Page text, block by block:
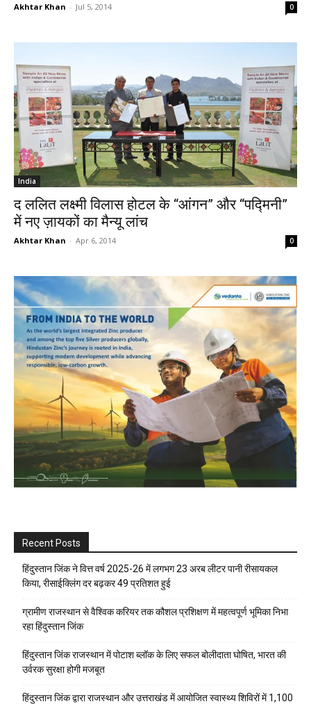
Akhtar Khan - Jul 5, 2014 0
India
द ललित लक्ष्मी विलास होटल के “आंगन” और “पद्मिनी”
में नए ज़ायकों का मैन्यू लांच
Akhtar Khan - Apr 6, 2014 0
Recent Posts
हिंदुस्तान जिंक ने वित्त वर्ष 2025-26 में लगभग 23 अरब लीटर पानी रीसायकल
किया, रीसाईक्लिंग दर बढ़कर 49 प्रतिशत हुई
ग्रामीण राजस्थान से वैश्विक करियर तक कौशल प्रशिक्षण में महत्वपूर्ण भूमिका निभा
रहा हिंदुस्तान जिंक
हिंदुस्तान जिंक राजस्थान में पोटाश ब्लॉक के लिए सफल बोलीदाता घोषित, भारत की
उर्वरक सुरक्षा होगी मजबूत
हिंदुस्तान जिंक द्वारा राजस्थान और उत्तराखंड में आयोजित स्वास्थ्य शिविरों में 1,100